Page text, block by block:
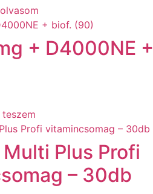
+ D4000NE
teszem
Plus Profi
– 30db